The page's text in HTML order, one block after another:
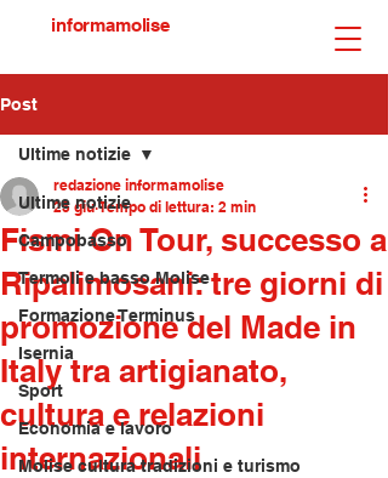
informamolise
Post
Ultime notizie
Campobasso
Termoli e basso Molise
Formazione Terminus
Isernia
Sport
Economia e lavoro
Molise cultura tradizioni e turismo
Ultime notizie
Fismi On Tour, successo a
Ripalimosani: tre giorni di
promozione del Made in
Italy tra artigianato,
cultura e relazioni
internazionali
redazione informamolise
25 giu Tempo di lettura: 2 min